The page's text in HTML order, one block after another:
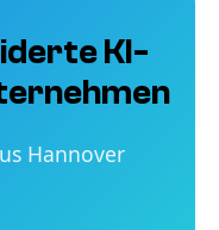
KI-
Hannover